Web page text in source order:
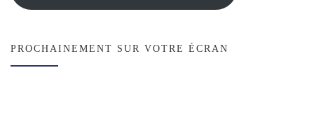
PROCHAINEMENT SUR VOTRE ÉCRAN